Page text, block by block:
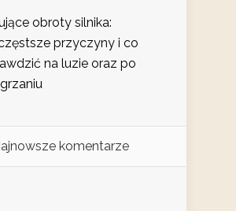
obroty silnika:
przyczyny i co
na luzie oraz po
komentarze